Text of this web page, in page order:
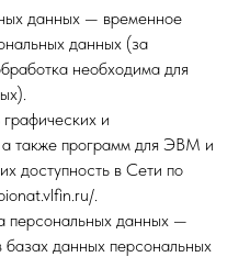
данных — временное
данных (за
необходима для
и
также программ для ЭВМ и
доступность в Сети по
.
персональных данных —
данных персональных